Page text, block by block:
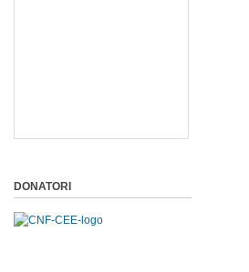
DONATORI